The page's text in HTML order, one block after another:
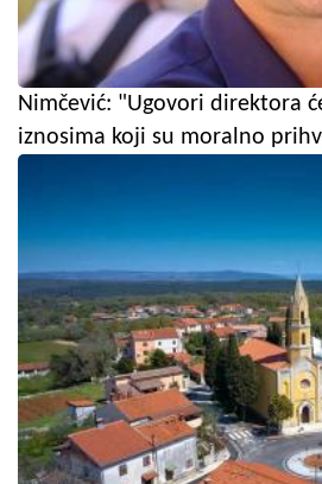
Nimčević: "Ugovori direktora
iznosima koji su moralno